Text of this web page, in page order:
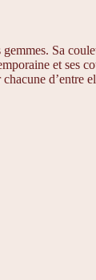
Sa
et ses
d’entre